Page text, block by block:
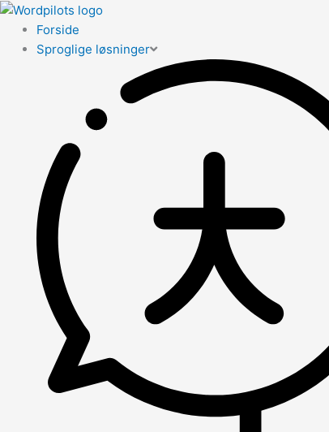
Forside
Sproglige løsninger